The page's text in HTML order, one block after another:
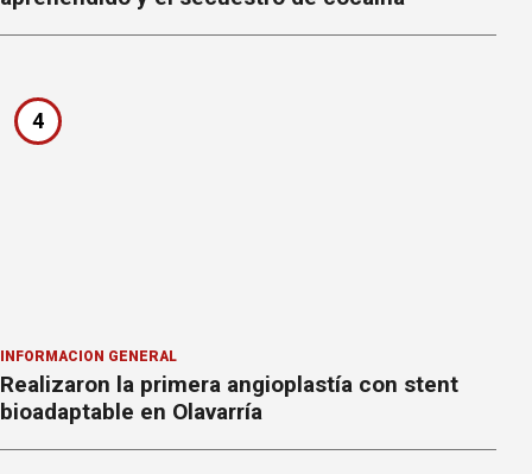
4
INFORMACION GENERAL
Realizaron la primera angioplastía con stent
bioadaptable en Olavarría